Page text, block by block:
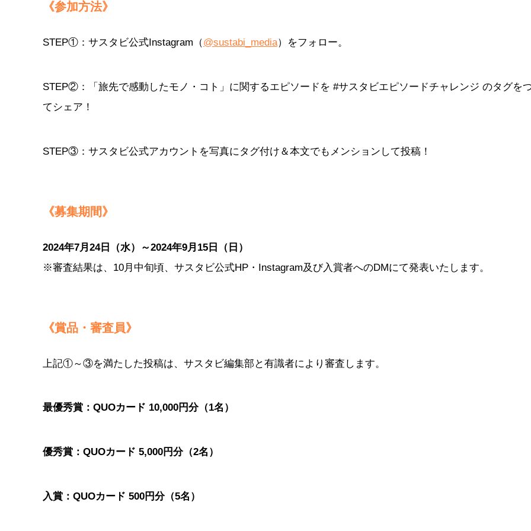
《参加方法》
STEP①：サスタビ公式Instagram（@sustabi_media）をフォロー。
STEP②：「旅先で感動したモノ・コト」に関するエピソードを #サスタビエピソードチャレンジ のタグを
てシェア！
STEP③：サスタビ公式アカウントを写真にタグ付け＆本文でもメンションして投稿！
《募集期間》
2024年7月24日（水）～2024年9月15日（日）
※審査結果は、10月中旬頃、サスタビ公式HP・Instagram及び入賞者へのDMにて発表いたします。
《賞品・審査員》
上記①～③を満たした投稿は、サスタビ編集部と有識者により審査します。
最優秀賞：QUOカード 10,000円分（1名）
優秀賞：QUOカード 5,000円分（2名）
入賞：QUOカード 500円分（5名）